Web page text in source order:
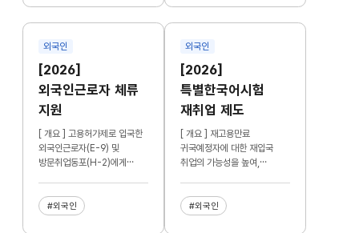
일부를 지원
외국인
[2026]
외국인근로자 체류
지원
[ 개요 ] 고용허가제로 입국한
외국인근로자(E-9) 및
방문취업동포(H-2)에게
서비스 제공
#외국인
외국인
[2026]
특별한국어시험
재취업 제도
[ 개요 ] 재고용만료
귀국예정자에 대한 재입국
취업의 가능성을 높여,
지원#외국인